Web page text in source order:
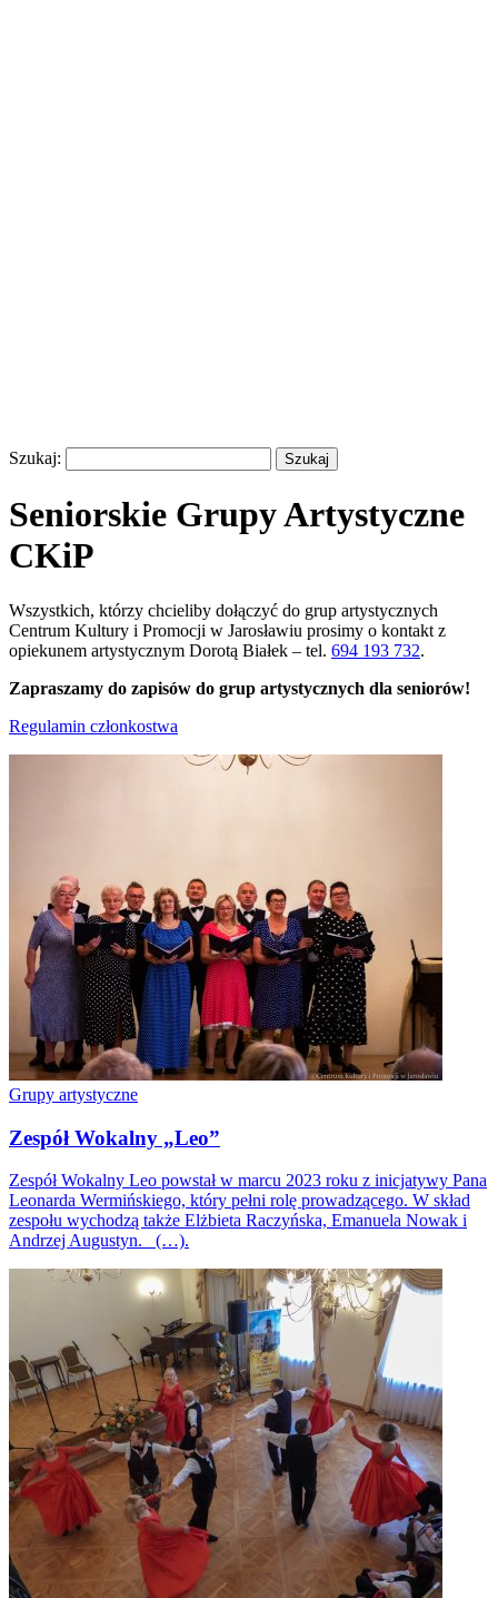
Szukaj:
Seniorskie Grupy Artystyczne
CKiP
Wszystkich, którzy chcieliby dołączyć do grup artystycznych
Centrum Kultury i Promocji w Jarosławiu prosimy o kontakt z
opiekunem artystycznym Dorotą Białek – tel. 694 193 732.
Zapraszamy do zapisów do grup artystycznych dla seniorów!
Regulamin członkostwa
Grupy artystyczne
Zespół Wokalny „Leo”
Zespół Wokalny Leo powstał w marcu 2023 roku z inicjatywy Pana
Leonarda Wermińskiego, który pełni rolę prowadzącego. W skład
zespołu wychodzą także Elżbieta Raczyńska, Emanuela Nowak i
Andrzej Augustyn. (…).